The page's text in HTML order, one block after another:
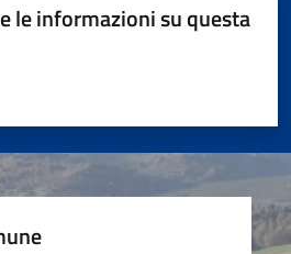
le informazioni su questa
stelle su 5
su 5
5